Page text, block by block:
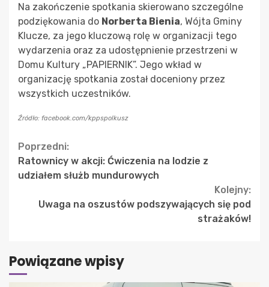
Na zakończenie spotkania skierowano szczególne
podziękowania do Norberta Bienia, Wójta Gminy
Klucze, za jego kluczową rolę w organizacji tego
wydarzenia oraz za udostępnienie przestrzeni w
Domu Kultury „PAPIERNIK”. Jego wkład w
organizację spotkania został doceniony przez
wszystkich uczestników.
Źródło: facebook.com/kppspolkusz
Continue
Reading
Poprzedni:
Ratownicy w akcji: Ćwiczenia na lodzie z
udziałem służb mundurowych
Kolejny:
Uwaga na oszustów podszywających się pod
strażaków!
Powiązane wpisy